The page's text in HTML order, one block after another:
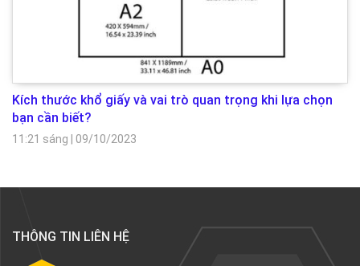
Kích thước khổ giấy và vai trò quan trọng khi lựa chọn
bạn cần biết?
11:21 sáng 09/10/2023
THÔNG TIN LIÊN HỆ